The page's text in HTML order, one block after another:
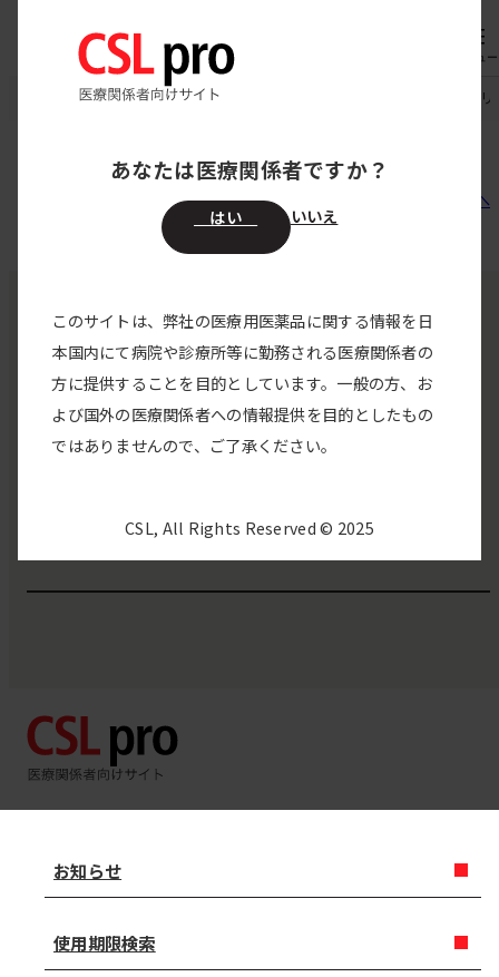
メニュー
CSL pro アルブミン‐ベーリング20％静注 アルブミン‐ベー
2024/09/25
次へ
くすり相談窓口
0120-534-587
9:00〜17:00（月～金）
※祝日・会社休日除く
お知らせ
使用期限検索
あなたは医療関係者ですか？
はい いいえ
このサイトは、弊社の医療用医薬品に関する情報を日
本国内にて病院や診療所等に勤務される医療関係者の
方に提供することを目的としています。一般の方、お
よび国外の医療関係者への情報提供を目的としたもの
ではありませんので、ご了承ください。
CSL, All Rights Reserved © 2025